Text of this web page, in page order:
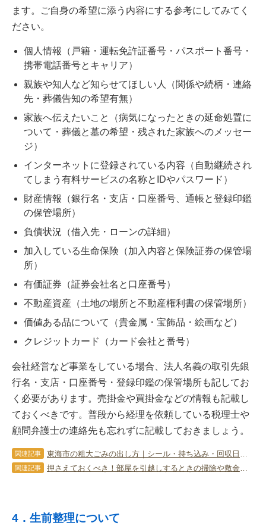
ます。ご自身の希望に添う内容にする参考にしてみてく
ださい。
個人情報（戸籍・運転免許証番号・パスポート番号・
携帯電話番号とキャリア）
親族や知人など知らせてほしい人（関係や続柄・連絡
先・葬儀告知の希望有無）
家族へ伝えたいこと（病気になったときの延命処置に
ついて・葬儀と墓の希望・残された家族へのメッセー
ジ）
インターネットに登録されている内容（自動継続され
てしまう有料サービスの名称とIDやパスワード）
財産情報（銀行名・支店・口座番号、通帳と登録印鑑
の保管場所）
負債状況（借入先・ローンの詳細）
加入している生命保険（加入内容と保険証券の保管場
所）
有価証券（証券会社名と口座番号）
不動産資産（土地の場所と不動産権利書の保管場所）
価値ある品について（貴金属・宝飾品・絵画など）
クレジットカード（カード会社と番号）
会社経営など事業をしている場合、法人名義の取引先銀
行名・支店・口座番号・登録印鑑の保管場所も記してお
く必要があります。売掛金や買掛金などの情報も記載し
ておくべきです。普段から経理を依頼している税理士や
顧問弁護士の連絡先も忘れずに記載しておきましょう。
関連記事 東海市の粗大ごみの出し方｜シール・持ち込み・回収日と料金を解説
関連記事 押さえておくべき！部屋を引越しするときの掃除や敷金返還のコツとは
4．生前整理について